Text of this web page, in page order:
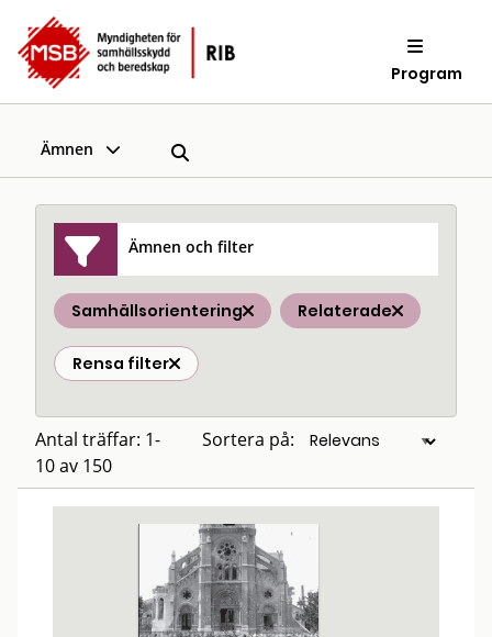
Program
Ämnen
Ämnen och filter
Samhällsorientering Relaterade
Rensa filter
Antal träffar: 1-
10 av 150
Sortera på: